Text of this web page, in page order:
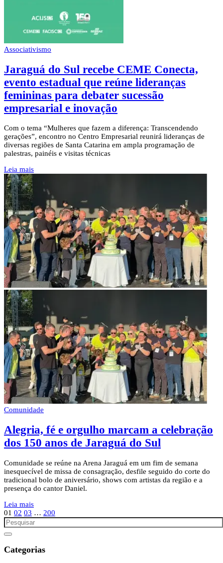
Associativismo
Jaraguá do Sul recebe CEME Conecta,
evento estadual que reúne lideranças
femininas para debater sucessão
empresarial e inovação
Com o tema “Mulheres que fazem a diferença: Transcendendo
gerações”, encontro no Centro Empresarial reunirá lideranças de
diversas regiões de Santa Catarina em ampla programação de
palestras, painéis e visitas técnicas
Leia mais
Comunidade
Alegria, fé e orgulho marcam a celebração
dos 150 anos de Jaraguá do Sul
Comunidade se reúne na Arena Jaraguá em um fim de semana
inesquecível de missa de consagração, desfile seguido do corte do
tradicional bolo de aniversário, shows com artistas da região e a
presença do cantor Daniel.
Leia mais
01 02 03 … 200
Categorias